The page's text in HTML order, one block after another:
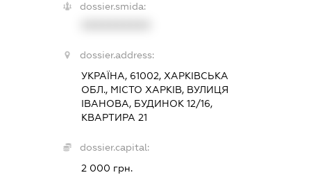
dossier.smida:
dossier.address:
УКРАЇНА, 61002, ХАРКІВСЬКА
ОБЛ., МІСТО ХАРКІВ, ВУЛИЦЯ
ІВАНОВА, БУДИНОК 12/16,
КВАРТИРА 21
dossier.capital:
2 000 грн.